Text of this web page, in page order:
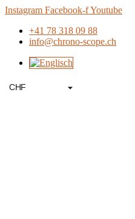
Zum
springen
Instagram Facebook-fYoutube
+41 78 318 09 88
info@chrono-scope.ch
CHF